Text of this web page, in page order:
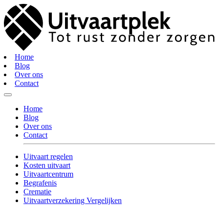
Home
Blog
Over ons
Contact
Home
Blog
Over ons
Contact
Uitvaart regelen
Kosten uitvaart
Uitvaartcentrum
Begrafenis
Crematie
Uitvaartverzekering Vergelijken